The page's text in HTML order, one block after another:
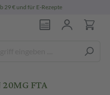
29 € und für E-Rezepte
FTA